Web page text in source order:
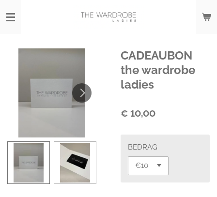
direct
CADEAUBON
the wardrobe
ladies
€ 10,00
BEDRAG